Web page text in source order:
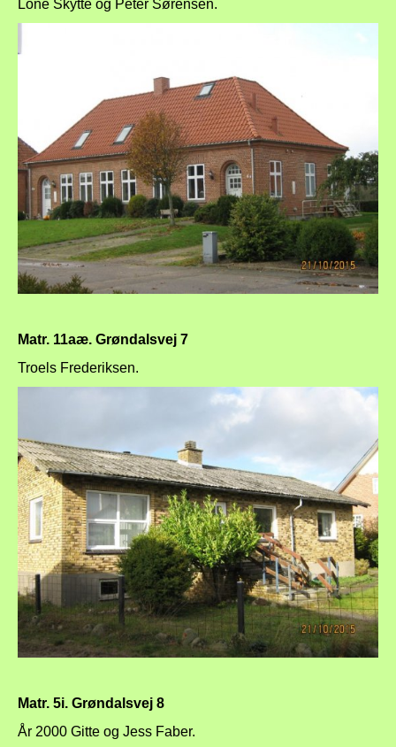
Lone Skytte og Peter Sørensen.
Matr. 11aæ. Grøndalsvej 7
Troels Frederiksen.
Matr. 5i. Grøndalsvej 8
År 2000 Gitte og Jess Faber.